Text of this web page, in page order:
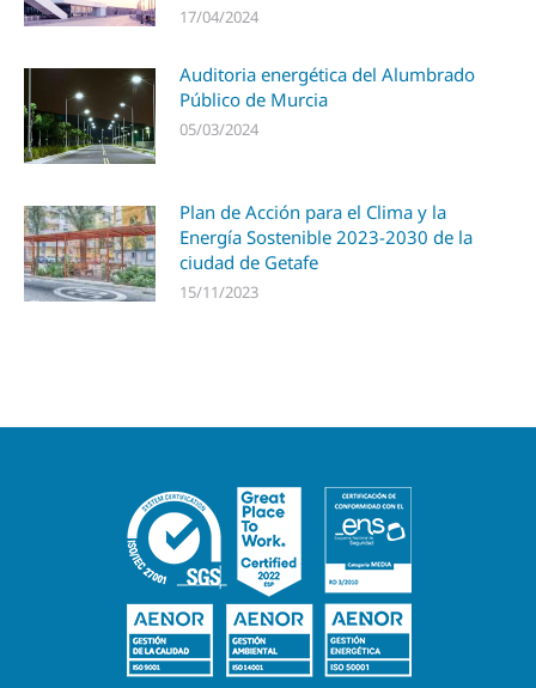
17/04/2024
Auditoria energética del Alumbrado
Público de Murcia
05/03/2024
Plan de Acción para el Clima y la
Energía Sostenible 2023-2030 de la
ciudad de Getafe
15/11/2023